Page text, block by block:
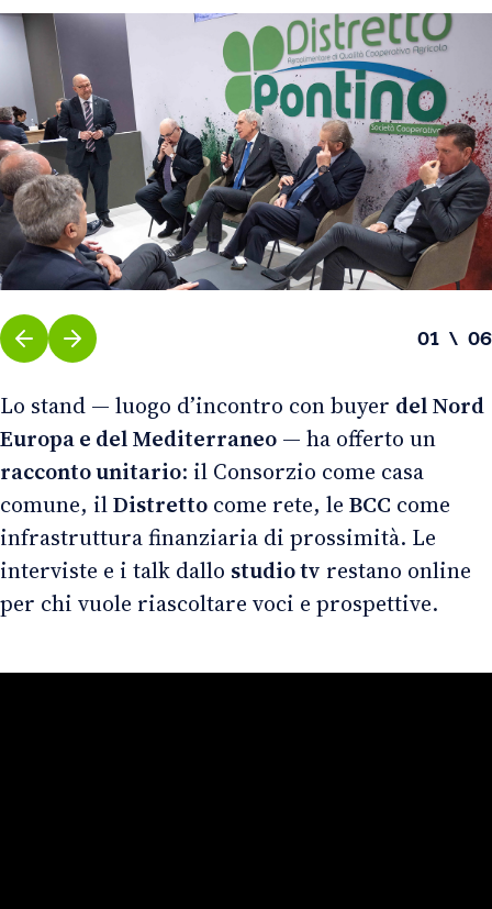
01 \ 06
Lo stand — luogo d’incontro con buyer del Nord
Europa e del Mediterraneo — ha offerto un
racconto unitario: il Consorzio come casa
comune, ilDistretto come rete, le BCC come
infrastruttura finanziaria di prossimità. Le
interviste e i talk dallo studio tv restano online
per chi vuole riascoltare voci e prospettive.